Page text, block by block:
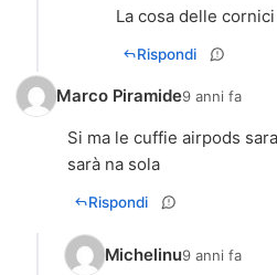
La cosa delle
Rispondi
Marco Piramide9 anni fa
Si ma le cuffie airpods
sarà na sola
Rispondi
Michelinu9 anni fa